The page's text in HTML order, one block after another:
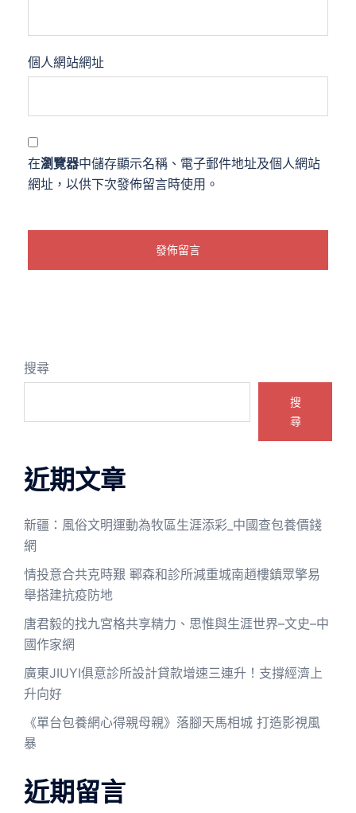
個人網站網址
在瀏覽器中儲存顯示名稱、電子郵件地址及個人網站
網址，以供下次發佈留言時使用。
搜尋
搜
尋
近期文章
新疆：風俗文明運動為牧區生涯添彩_中國查包養價錢
網
情投意合共克時艱 鄆森和診所減重城南趙樓鎮眾擎易
舉搭建抗疫防地
唐君毅的找九宮格共享精力、思惟與生涯世界–文史–中
國作家網
廣東JIUYI俱意診所設計貸款增速三連升！支撐經濟上
升向好
《單台包養網心得親母親》落腳天馬相城 打造影視風
暴
近期留言